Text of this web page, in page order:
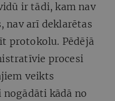
ir tādi, kam nav
nav arī deklarētas
protokolu. Pēdējā
procesi
veikts
kādā no